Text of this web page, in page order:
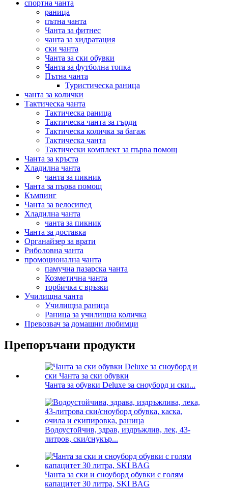
спортна чанта
раница
пътна чанта
Чанта за фитнес
чанта за хидратация
ски чанта
Чанта за ски обувки
Чанта за футболна топка
Пътна чанта
Туристическа раница
чанта за колички
Тактическа чанта
Тактическа раница
Тактическа чанта за гърди
Тактическа количка за багаж
Тактическа чанта
Тактически комплект за първа помощ
Чанта за кръста
Хладилна чанта
чанта за пикник
Чанта за първа помощ
Къмпинг
Чанта за велосипед
Хладилна чанта
чанта за пикник
Чанта за доставка
Органайзер за врати
Риболовна чанта
промоционална чанта
памучна пазарска чанта
Козметична чанта
торбичка с връзки
Училищна чанта
Училищна раница
Раница за училищна количка
Превозвач за домашни любимци
Препоръчани продукти
Чанта за обувки Deluxe за сноуборд и ски...
Водоустойчив, здрав, издръжлив, лек, 43-
литров, ски/снукър...
Чанта за ски и сноуборд обувки с голям
капацитет 30 литра, SKI BAG